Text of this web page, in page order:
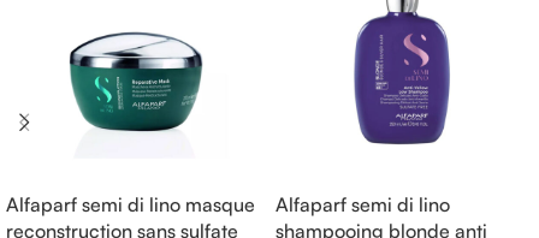
Alfaparf semi di lino masque
reconstruction sans sulfate
Alfaparf semi di lino
shampooing blonde anti